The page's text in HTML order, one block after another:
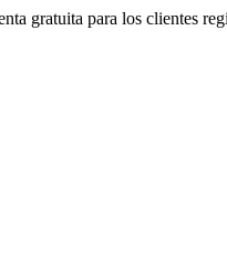
gratuita para los clientes